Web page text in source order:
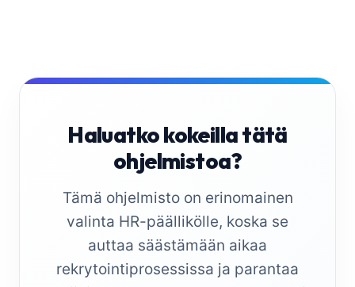
Haluatko kokeilla tätä
ohjelmistoa?
Tämä ohjelmisto on erinomainen
valinta HR-päällikölle, koska se
auttaa säästämään aikaa
rekrytointiprosessissa ja parantaa